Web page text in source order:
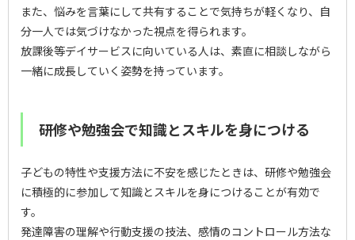
また、悩みを言葉にして共有することで気持ちが軽くなり、自
分一人では気づけなかった視点を得られます。
放課後等デイサービスに向いている人は、素直に相談しながら
一緒に成長していく姿勢を持っています。
研修や勉強会で知識とスキルを身につける
子どもの特性や支援方法に不安を感じたときは、研修や勉強会
に積極的に参加して知識とスキルを身につけることが有効で
す。
発達障害の理解や行動支援の技法、感情のコントロール方法な